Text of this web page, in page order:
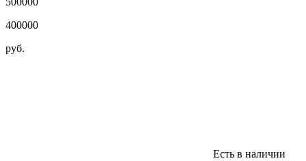
400000
руб.
Есть в наличии